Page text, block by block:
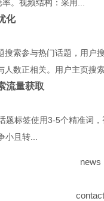
。视频结构：采用...
化
索参与热门话题，用户
人数正相关。用户主页搜
流量获取
题标签使用3-5个精准词
小且转...
news
contact